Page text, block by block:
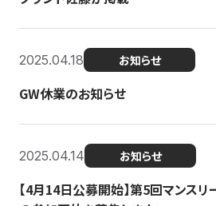
2025.04.18 お知らせ
GW休業のお知らせ
2025.04.14 お知らせ
【4月14日公募開始】第5回マンス